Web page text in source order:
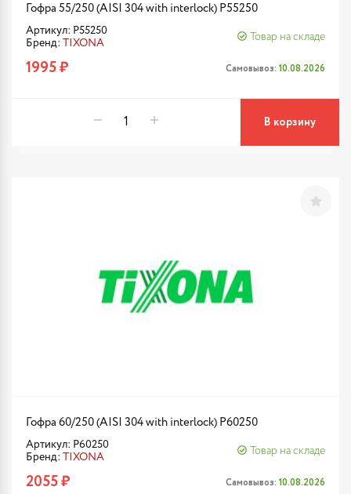
Гофра 55/250 (AISI 304 with interlock) P55250
Артикул: P55250
Бренд: TIXONA
Товар на складе
1995 ₽ Самовывоз: 10.08.2026
В корзину
Гофра 60/250 (AISI 304 with interlock) P60250
Артикул: P60250
Бренд: TIXONA
Товар на складе
2055 ₽ Самовывоз: 10.08.2026